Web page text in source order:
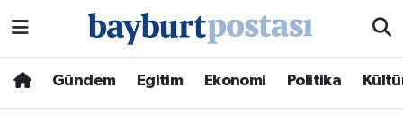
Gündem Eğitim Ekonomi Politika
Hava Durumu